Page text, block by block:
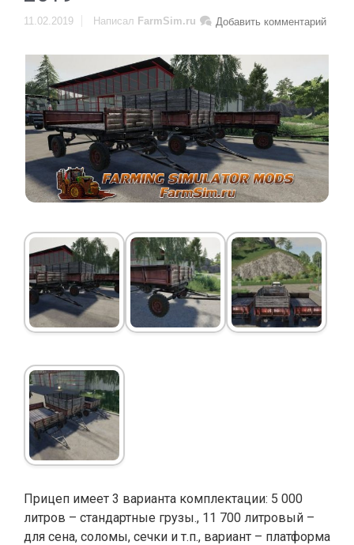
11.02.2019 Добавить комментарий
Написал FarmSim.ru
Прицеп имеет 3 варианта комплектации: 5 000
литров – стандартные грузы., 11 700 литровый –
для сена, соломы, сечки и т.п., вариант – платформа